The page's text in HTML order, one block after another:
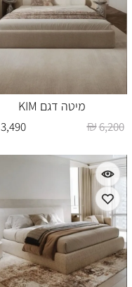
מיטה דגם KIM
₪6,200
3,490